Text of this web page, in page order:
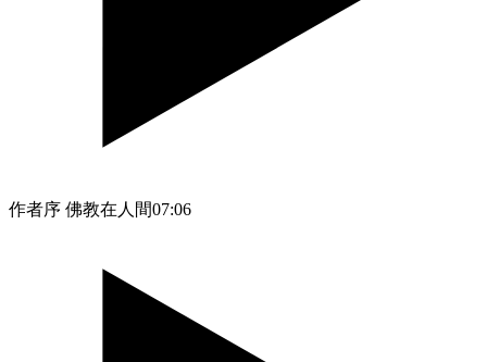
作者序 佛教在人間07:06